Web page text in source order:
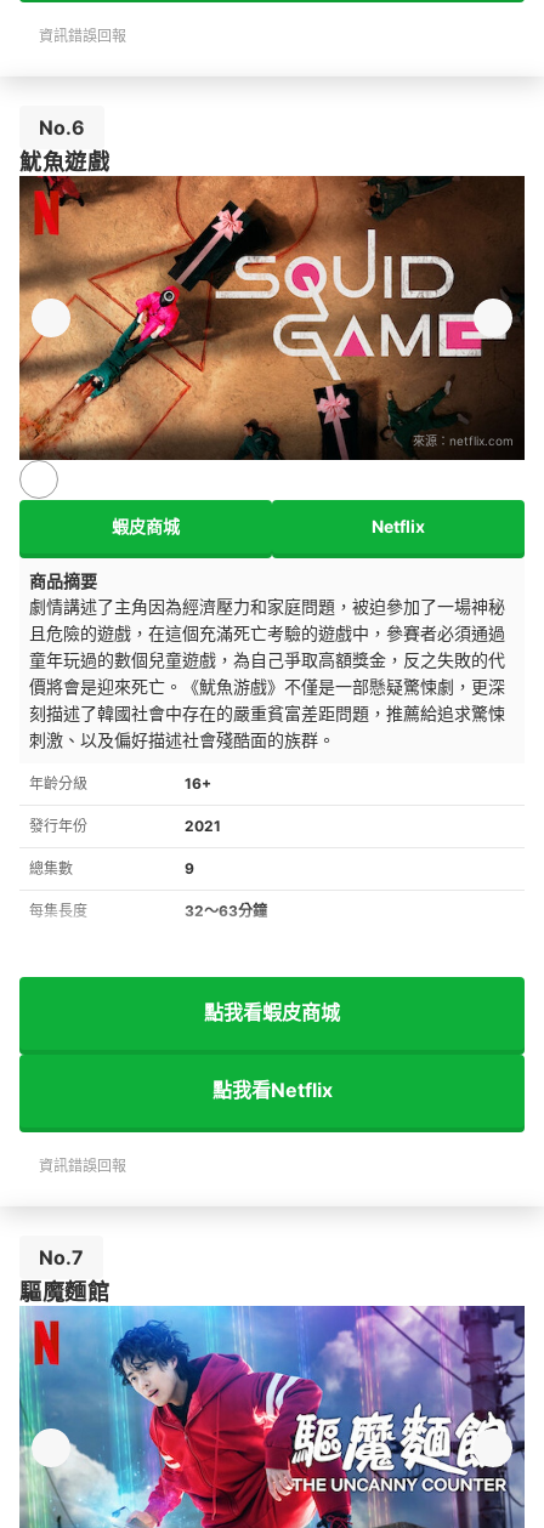
資訊錯誤回報
No.6
魷魚遊戲
來源： netflix.com
蝦皮商城 Netflix
商品摘要
劇情講述了主角因為經濟壓力和家庭問題，被迫參加了一場神秘
且危險的遊戲，在這個充滿死亡考驗的遊戲中，參賽者必須通過
童年玩過的數個兒童遊戲，為自己爭取高額獎金，反之失敗的代
價將會是迎來死亡。《魷魚游戲》不僅是一部懸疑驚悚劇，更深
刻描述了韓國社會中存在的嚴重貧富差距問題，推薦給追求驚悚
刺激、以及偏好描述社會殘酷面的族群。
年齡分級 16+
發行年份 2021
總集數 9
每集長度 32～63分鐘
點我看蝦皮商城
點我看Netflix
資訊錯誤回報
No.7
驅魔麵館